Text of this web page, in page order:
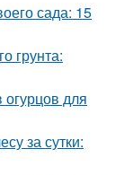
сада: 15
грунта:
для
за сутки: